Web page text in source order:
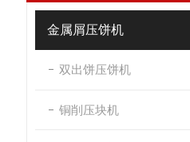
金属屑压饼机
双出饼压饼机
铜削压块机